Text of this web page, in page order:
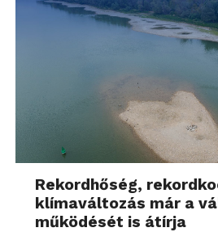
minden területről vár
határidő 2020. november 27.
További információkért,
www.morganstanley.com/
Rekordhőség,
klímaváltozás már a
működését is átírja